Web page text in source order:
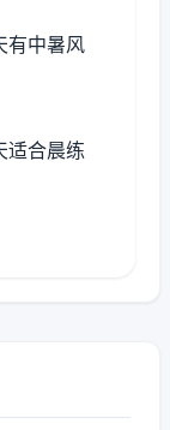
有中暑风
适合晨练